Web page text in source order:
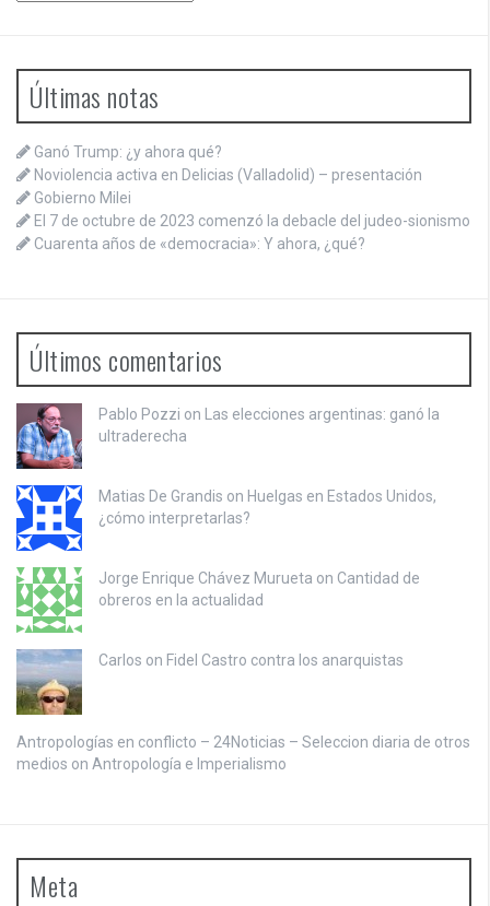
Últimas notas
Ganó Trump: ¿y ahora qué?
Noviolencia activa en Delicias (Valladolid) – presentación
Gobierno Milei
El 7 de octubre de 2023 comenzó la debacle del judeo-sionismo
Cuarenta años de «democracia»: Y ahora, ¿qué?
Últimos comentarios
Pablo Pozzi on
Las elecciones argentinas: ganó la
ultraderecha
Matias De Grandis on Huelgas en Estados Unidos,
¿cómo interpretarlas?
Jorge Enrique Chávez Murueta on Cantidad de
obreros en la actualidad
Carlos on Fidel Castro contra los anarquistas
Antropologías en conflicto – 24Noticias – Seleccion diaria de otros
medios on Antropología e Imperialismo
Meta